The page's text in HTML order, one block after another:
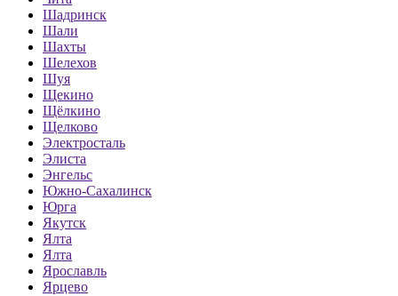
Шадринск
Шали
Шахты
Шелехов
Шуя
Щекино
Щёлкино
Щелково
Электросталь
Элиста
Энгельс
Южно-Сахалинск
Юрга
Якутск
Ялта
Ялта
Ярославль
Ярцево